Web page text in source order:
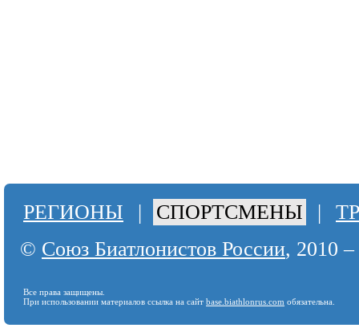
РЕГИОНЫ | СПОРТСМЕНЫ |
© Союз Биатлонистов России, 2010
Все права защищены.
При использовании материалов ссылка на сайт base.biathlonrus.com обязательна.